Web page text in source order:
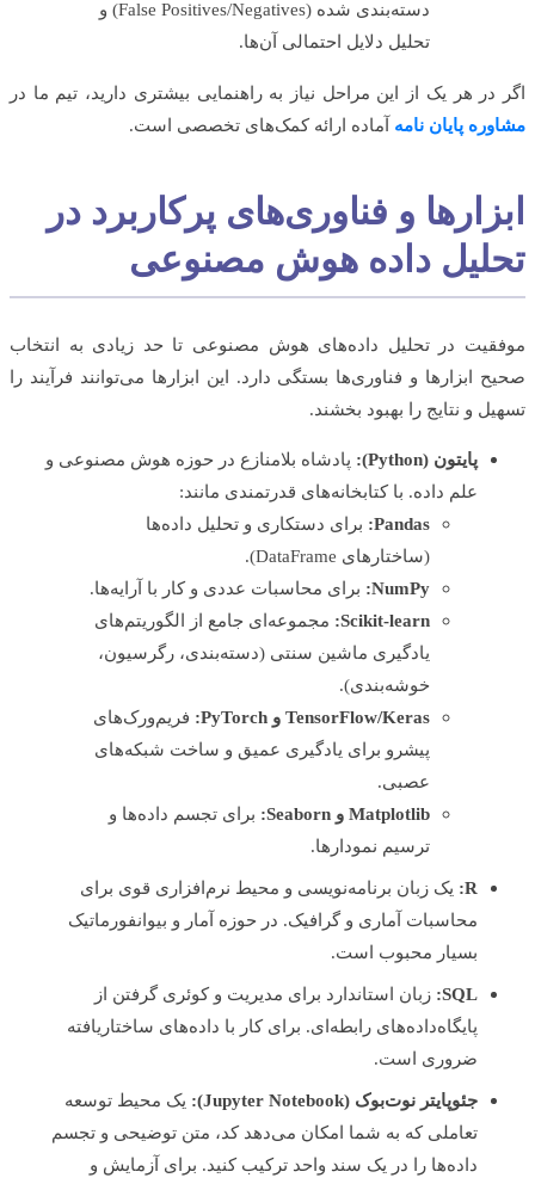
دسته‌بندی شده (False Positives/Negatives) و
تحلیل دلایل احتمالی آن‌ها.
هر یک از این مراحل نیاز به راهنمایی بیشتری دارید، تیم ما در
پایان نامهآماده ارائه کمک‌های تخصصی است.
و فناوری‌های پرکاربرد در
داده هوش مصنوعی
در تحلیل داده‌های هوش مصنوعی تا حد زیادی به انتخاب
ابزارها و فناوری‌ها بستگی دارد. این ابزارها می‌توانند فرآیند را
و نتایج را بهبود بخشند.
پایتون (Python):
پادشاه بلامنازع در حوزه هوش مصنوعی و
علم داده. با کتابخانه‌های قدرتمندی مانند:
Pandas: برای دستکاری و تحلیل داده‌ها
(ساختارهای DataFrame).
NumPy: برای محاسبات عددی و کار با آرایه‌ها.
Scikit-learn: مجموعه‌ای جامع از الگوریتم‌های
یادگیری ماشین سنتی (دسته‌بندی، رگرسیون،
خوشه‌بندی).
TensorFlow/Keras و PyTorch:
فریم‌ورک‌های
پیشرو برای یادگیری عمیق و ساخت شبکه‌های
عصبی.
Matplotlib و Seaborn:
برای تجسم داده‌ها و
ترسیم نمودارها.
یک زبان برنامه‌نویسی و محیط نرم‌افزاری قوی برای
محاسبات آماری و گرافیک. در حوزه آمار و بیوانفورماتیک
بسیار محبوب است.
SQL:
زبان استاندارد برای مدیریت و کوئری گرفتن از
پایگاه‌داده‌های رابطه‌ای. برای کار با داده‌های ساختاریافته
ضروری است.
جئوپایتر نوت‌بوک (Jupyter Notebook):
یک محیط توسعه
تعاملی که به شما امکان می‌دهد کد، متن توضیحی و تجسم
داده‌ها را در یک سند واحد ترکیب کنید. برای آزمایش و